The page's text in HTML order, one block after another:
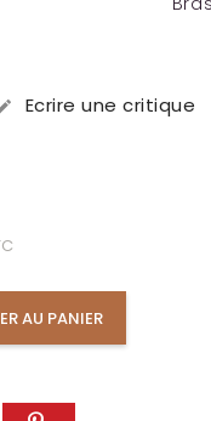
Ecrire une critique
AU PANIER